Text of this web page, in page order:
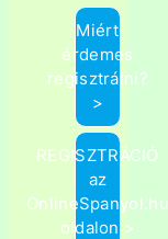
Miért
érdemes
regisztrálni?
>
REGISZTRÁCIÓ
az
OnlineSpanyol.hu
oldalon >